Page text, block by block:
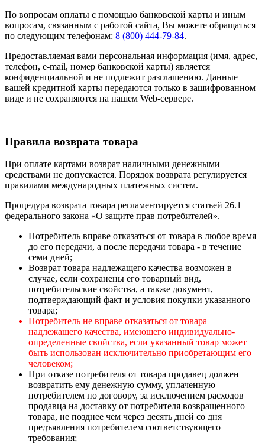
По вопросам оплаты с помощью банковской карты и иным
вопросам, связанным с работой сайта, Вы можете обращаться
по следующим телефонам: 8 (800) 444-79-84.
Предоставляемая вами персональная информация (имя, адрес,
телефон, e-mail, номер банковской карты) является
конфиденциальной и не подлежит разглашению. Данные
вашей кредитной карты передаются только в зашифрованном
виде и не сохраняются на нашем Web-сервере.
Правила возврата товара
При оплате картами возврат наличными денежными
средствами не допускается. Порядок возврата регулируется
правилами международных платежных систем.
Процедура возврата товара регламентируется статьей 26.1
федерального закона «О защите прав потребителей».
Потребитель вправе отказаться от товара в любое время
до его передачи, а после передачи товара - в течение
семи дней;
Возврат товара надлежащего качества возможен в
случае, если сохранены его товарный вид,
потребительские свойства, а также документ,
подтверждающий факт и условия покупки указанного
товара;
Потребитель не вправе отказаться от товара
надлежащего качества, имеющего индивидуально-
определенные свойства, если указанный товар может
быть использован исключительно приобретающим его
человеком;
При отказе потребителя от товара продавец должен
возвратить ему денежную сумму, уплаченную
потребителем по договору, за исключением расходов
продавца на доставку от потребителя возвращенного
товара, не позднее чем через десять дней со дня
предъявления потребителем соответствующего
требования;